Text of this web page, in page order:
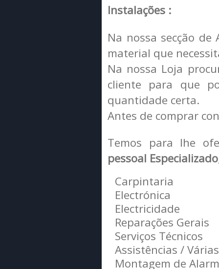
Instalações :
Na nossa secção
material que
Na nossa Loja
cliente para que
quantidade certa.
Antes de comprar
Temos para lhe
pessoal Especializado
Carpintaria
Electrónica
Electricidade
Reparações Gerais
Serviços Técnicos
Assistências / Várias
Montagem de